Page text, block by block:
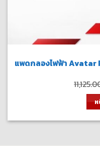
แพดกลองไฟฟ้า Avatar
ห